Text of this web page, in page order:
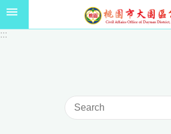
跳到主要內容區塊
1
:::